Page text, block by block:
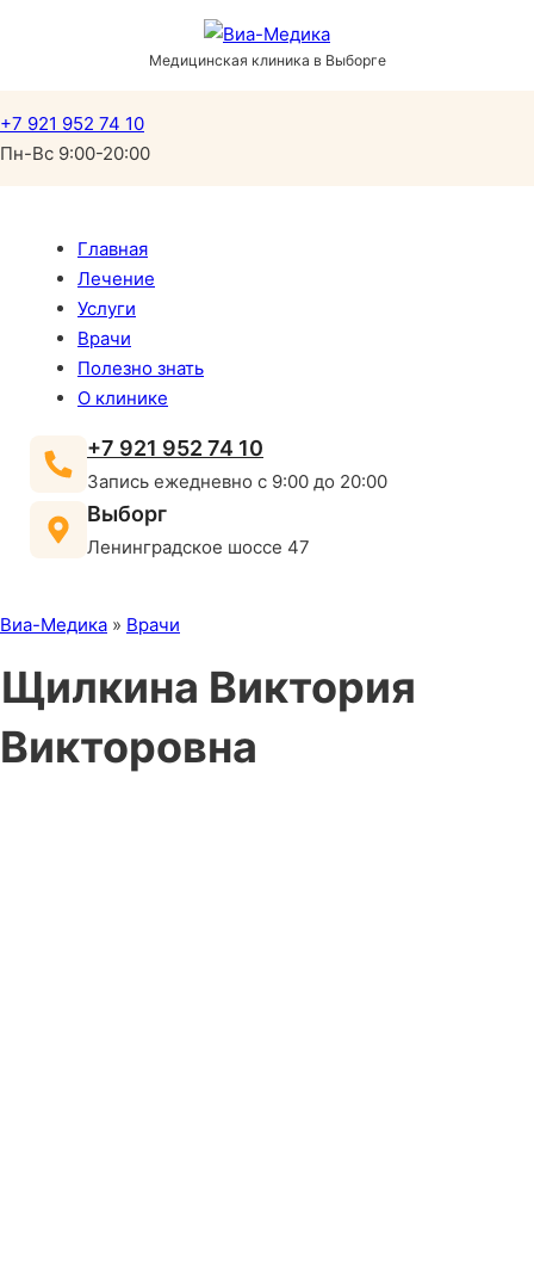
Медицинская клиника в Выборге
+7 921 952 74 10
Пн-Вс 9:00-20:00
Главная
Лечение
Услуги
Врачи
Полезно знать
О клинике
+7 921 952 74 10
Запись ежедневно с 9:00 до 20:00
Выборг
Ленинградское шоссе 47
Виа-Медика » Врачи
Щилкина Виктория
Викторовна